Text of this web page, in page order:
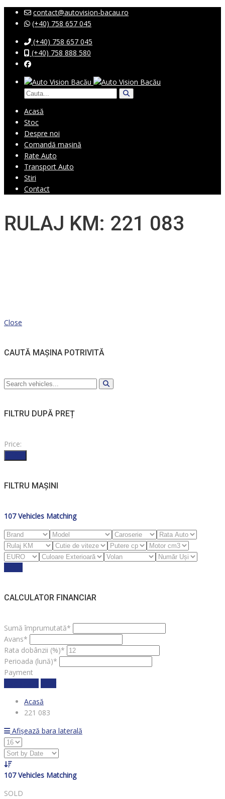
contact@autovision-bacau.ro
(+40) 758 657 045
(+40) 758 657 045
(+40) 758 888 580
Acasă
Stoc
Despre noi
Comandă mașină
Rate Auto
Transport Auto
Stiri
Contact
RULAJ KM: 221 083
Close
CAUTĂ MAȘINA POTRIVITĂ
FILTRU DUPĂ PREȚ
Price:
FILTRU MAȘINI
107 Vehicles Matching
CALCULATOR FINANCIAR
Sumă împrumutată*
Avans*
Rata dobânzii (%)*
Perioada (lună)*
Payment
Acasă
221 083
Afișează bara laterală
107 Vehicles Matching
SOLD